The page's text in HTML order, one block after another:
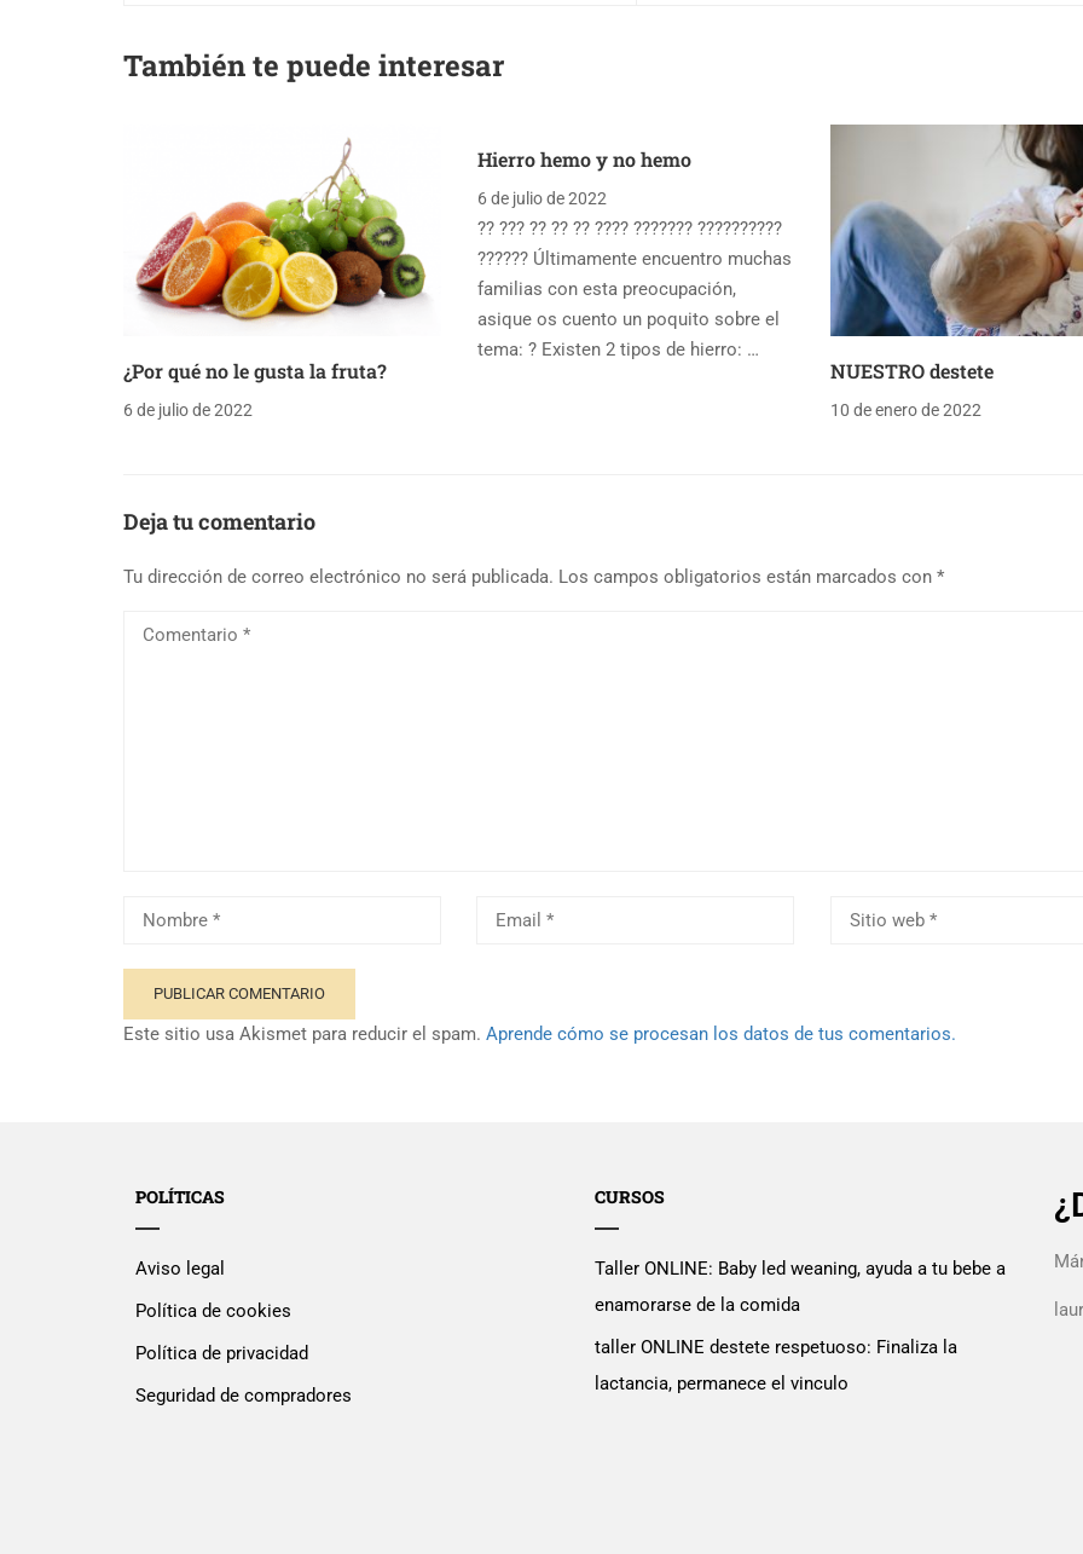
También te puede interesar
¿Por qué no le gusta la fruta?
6 de julio de 2022
Hierro hemo y no hemo
6 de julio de 2022
?? ??? ?? ?? ?? ???? ??????? ??????????
?????? Últimamente encuentro muchas
familias con esta preocupación,
asique os cuento un poquito sobre el
tema: ? Existen 2 tipos de hierro: …
NUESTRO destete
10 de enero de 2022
Deja tu comentario
Tu dirección de correo electrónico no será publicada. Los campos obligatorios están marcados con *
Este sitio usa Akismet para reducir el spam. Aprende cómo se procesan los datos de tus comentarios.
POLÍTICAS
Aviso legal
Política de cookies
Política de privacidad
Seguridad de compradores
CURSOS
Taller ONLINE: Baby led weaning, ayuda a tu bebe a
enamorarse de la comida
taller ONLINE destete respetuoso: Finaliza la
lactancia, permanece el vinculo